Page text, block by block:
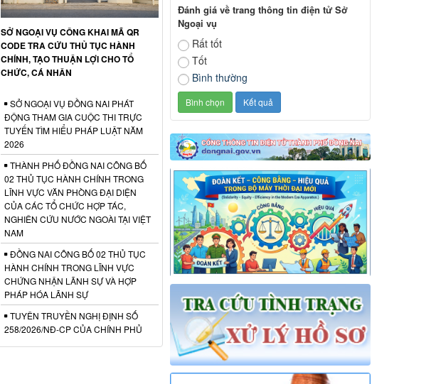
Đánh giá về trang thông tin điện tử Sở
Ngoại vụ
Rất tốt
Tốt
Bình thường
SỞ NGOẠI VỤ CÔNG KHAI MÃ QR
CODE TRA CỨU THỦ TỤC HÀNH
CHÍNH, TẠO THUẬN LỢI CHO TỔ
CHỨC, CÁ NHÂN
SỞ NGOẠI VỤ ĐỒNG NAI PHÁT
ĐỘNG THAM GIA CUỘC THI TRỰC
TUYẾN TÌM HIỂU PHÁP LUẬT NĂM
2026
THÀNH PHỐ ĐỒNG NAI CÔNG BỐ
02 THỦ TỤC HÀNH CHÍNH TRONG
LĨNH VỰC VĂN PHÒNG ĐẠI DIỆN
CỦA CÁC TỔ CHỨC HỢP TÁC,
NGHIÊN CỨU NƯỚC NGOÀI TẠI VIỆT
NAM
ĐỒNG NAI CÔNG BỐ 02 THỦ TỤC
HÀNH CHÍNH TRONG LĨNH VỰC
CHỨNG NHẬN LÃNH SỰ VÀ HỢP
PHÁP HÓA LÃNH SỰ
TUYÊN TRUYỀN NGHỊ ĐỊNH SỐ
258/2026/NĐ-CP CỦA CHÍNH PHỦ